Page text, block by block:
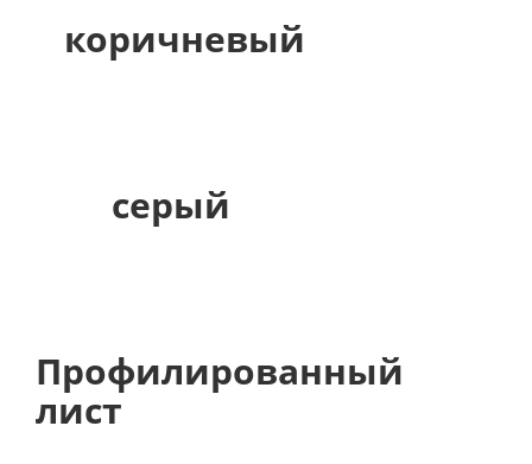
коричневый
серый
Профилированный
лист